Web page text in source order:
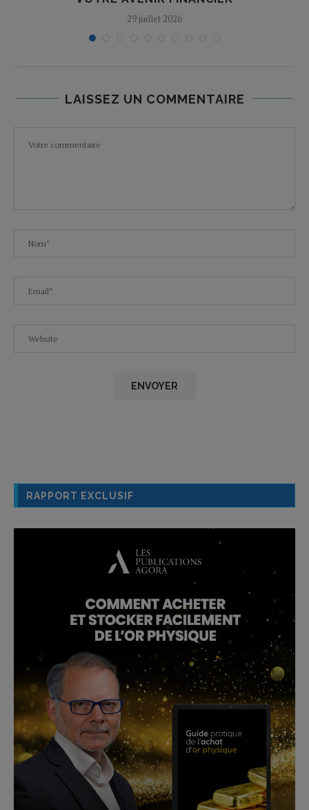
29 juillet 2026
LAISSEZ UN COMMENTAIRE
RAPPORT EXCLUSIF